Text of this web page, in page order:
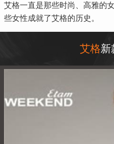
艾格一直是那些时尚、高雅的
些女性成就了艾格的历史。
艾格新